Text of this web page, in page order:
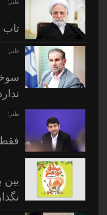
طنز؛
تاب
طنز؛
ندارد
طنز؛
فقط
بین